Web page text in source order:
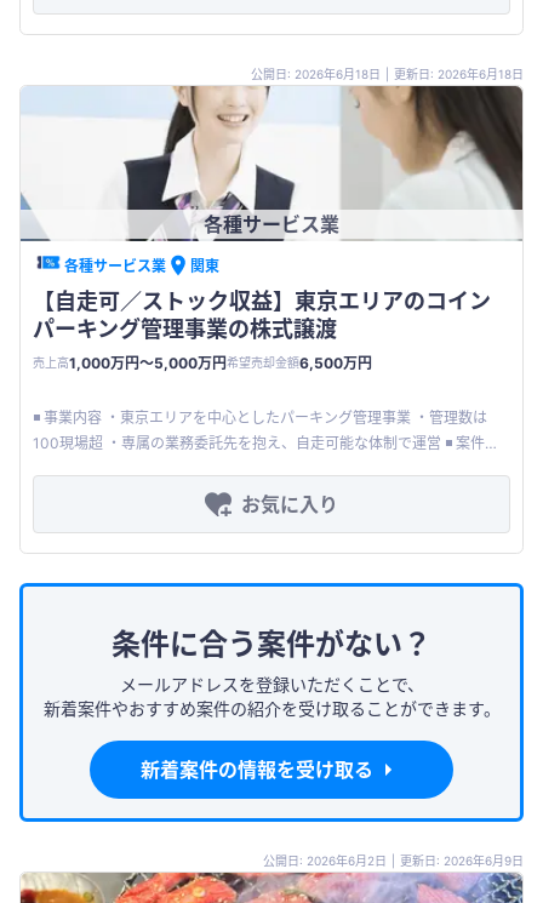
公開日: 2026年6月18日 更新日: 2026年6月18日
各種サービス業
各種サービス業 関東
【自走可／ストック収益】東京エリアのコイン
パーキング管理事業の株式譲渡
売上高1,000万円〜5,000万円希望売却金額6,500万円
◾️ 事業内容 ・東京エリアを中心としたパーキング管理事業 ・管理数は
100現場超 ・専属の業務委託先を抱え、自走可能な体制で運営 ◾️ 案件の
お気に入り
条件に合う案件がない？
メールアドレスを登録いただくことで、
新着案件やおすすめ案件の紹介を受け取ることができます。
新着案件の情報を受け取る
公開日: 2026年6月2日 更新日: 2026年6月9日